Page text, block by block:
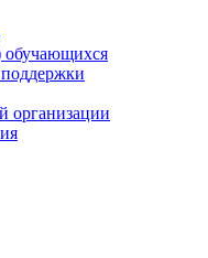
обучающихся
организации